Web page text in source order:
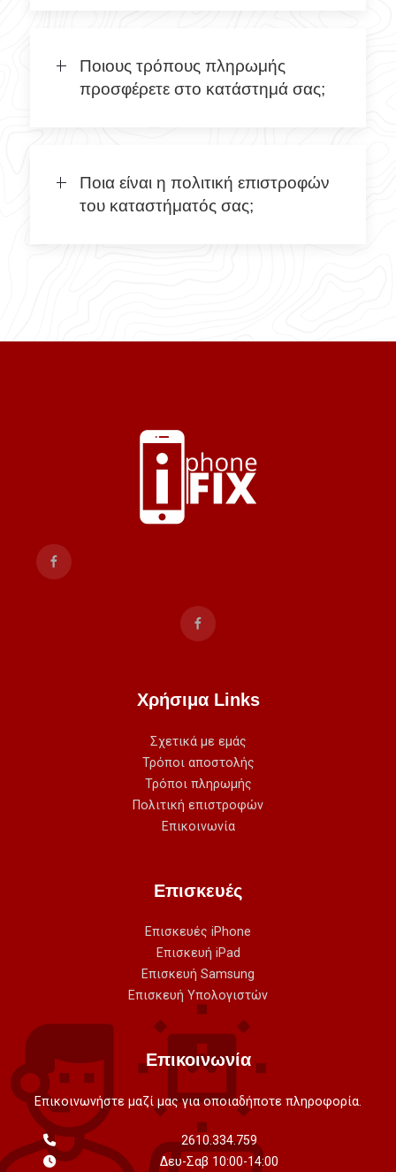
Ποιους τρόπους πληρωμής
προσφέρετε στο κατάστημά σας;
Ποια είναι η πολιτική επιστροφών
του καταστήματός σας;
Χρήσιμα Links
Σχετικά με εμάς
Τρόποι αποστολής
Τρόποι πληρωμής
Πολιτική επιστροφών
Επικοινωνία
Επισκευές
Επισκευές iPhone
Επισκευή iPad
Επισκευή Samsung
Επισκευή Υπολογιστών
Επικοινωνία
Επικοινωνήστε μαζί μας για οποιαδήποτε πληροφορία.
2610.334.759
Δευ-Σαβ 10:00-14:00